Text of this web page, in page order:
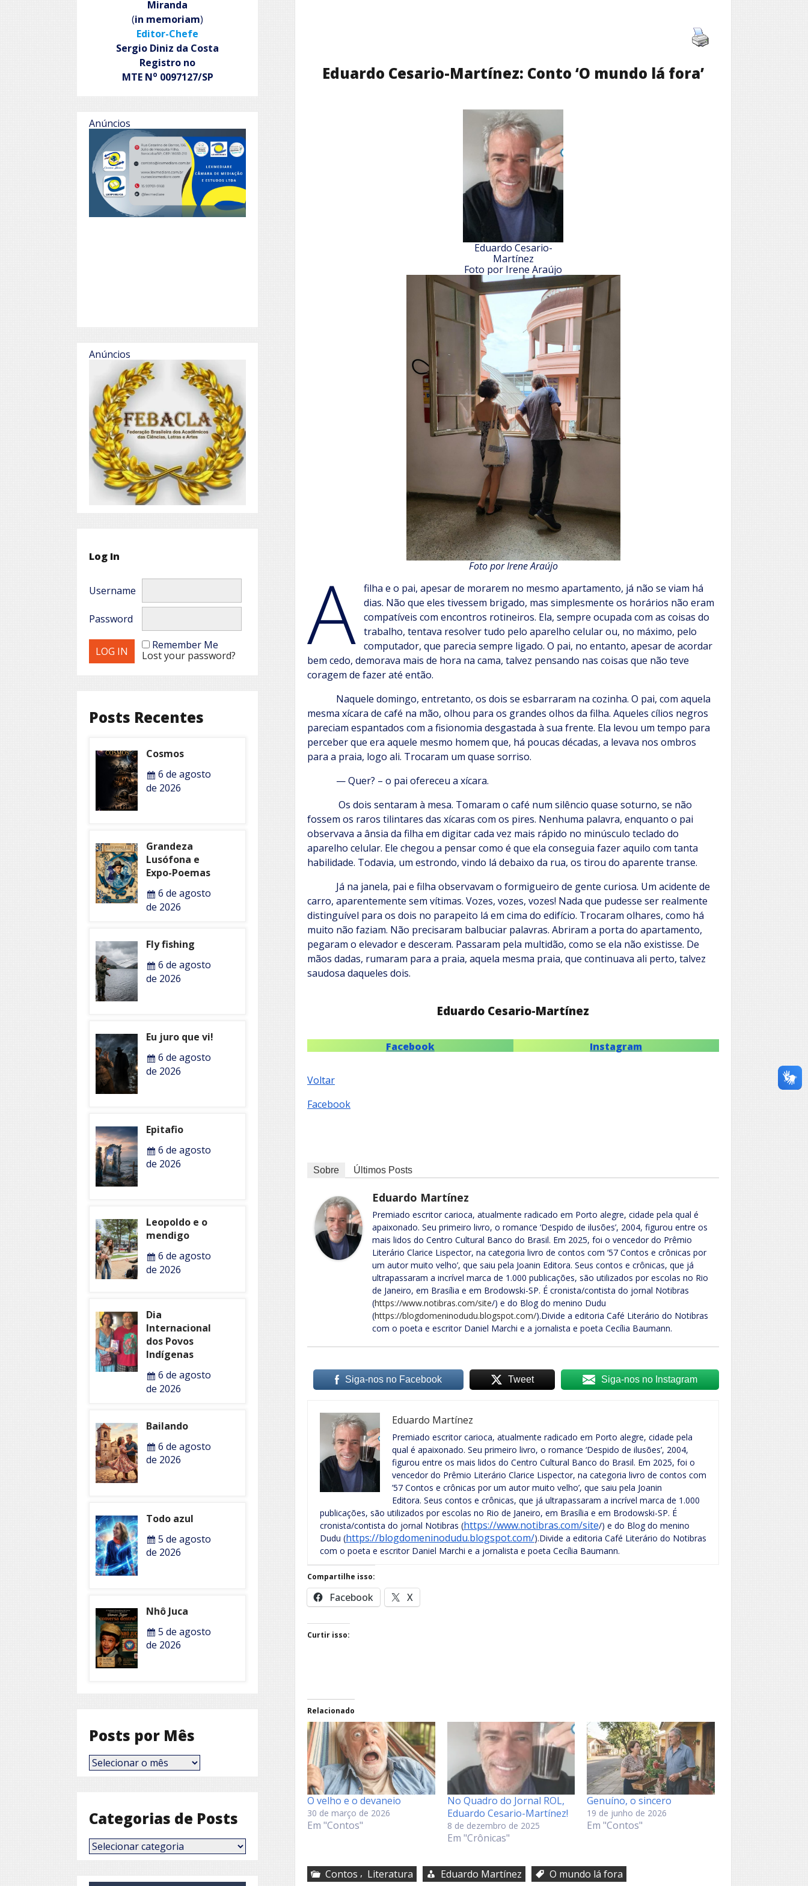
Eduardo Cesario-Martínez: Conto ‘O mundo lá fora’
Eduardo Cesario-
Martínez
Foto por Irene Araújo
Foto por Irene Araújo
A
filha e o pai, apesar de morarem no mesmo apartamento, já não se viam há
dias. Não que eles tivessem brigado, mas simplesmente os horários não eram
compatíveis com encontros rotineiros. Ela, sempre ocupada com as coisas do
trabalho, tentava resolver tudo pelo aparelho celular ou, no máximo, pelo
computador, que parecia sempre ligado. O pai, no entanto, apesar de acordar
bem cedo, demorava mais de hora na cama, talvez pensando nas coisas que não teve
coragem de fazer até então.
Naquele domingo, entretanto, os dois se esbarraram na cozinha. O pai, com aquela
mesma xícara de café na mão, olhou para os grandes olhos da filha. Aqueles cílios negros
pareciam espantados com a fisionomia desgastada à sua frente. Ela levou um tempo para
perceber que era aquele mesmo homem que, há poucas décadas, a levava nos ombros
para a praia, logo ali. Trocaram um quase sorriso.
— Quer? – o pai ofereceu a xícara.
Os dois sentaram à mesa. Tomaram o café num silêncio quase soturno, se não
fossem os raros tilintares das xícaras com os pires. Nenhuma palavra, enquanto o pai
observava a ânsia da filha em digitar cada vez mais rápido no minúsculo teclado do
aparelho celular. Ele chegou a pensar como é que ela conseguia fazer aquilo com tanta
habilidade. Todavia, um estrondo, vindo lá debaixo da rua, os tirou do aparente transe.
Já na janela, pai e filha observavam o formigueiro de gente curiosa. Um acidente de
carro, aparentemente sem vítimas. Vozes, vozes, vozes! Nada que pudesse ser realmente
distinguível para os dois no parapeito lá em cima do edifício. Trocaram olhares, como há
muito não faziam. Não precisaram balbuciar palavras. Abriram a porta do apartamento,
pegaram o elevador e desceram. Passaram pela multidão, como se ela não existisse. De
mãos dadas, rumaram para a praia, aquela mesma praia, que continuava ali perto, talvez
saudosa daqueles dois.
Eduardo Cesario-Martínez
Facebook Instagram
Voltar
Facebook
Sobre Últimos Posts
Eduardo Martínez
Premiado escritor carioca, atualmente radicado em Porto alegre, cidade pela qual é
apaixonado. Seu primeiro livro, o romance ‘Despido de ilusões’, 2004, figurou entre os
mais lidos do Centro Cultural Banco do Brasil. Em 2025, foi o vencedor do Prêmio
Literário Clarice Lispector, na categoria livro de contos com ’57 Contos e crônicas por
um autor muito velho’, que saiu pela Joanin Editora. Seus contos e crônicas, que já
ultrapassaram a incrível marca de 1.000 publicações, são utilizados por escolas no Rio
de Janeiro, em Brasília e em Brodowski-SP. É cronista/contista do jornal Notibras
(https://www.notibras.com/site/) e do Blog do menino Dudu
(https://blogdomeninodudu.blogspot.com/).Divide a editoria Café Literário do Notibras
com o poeta e escritor Daniel Marchi e a jornalista e poeta Cecília Baumann.
Siga-nos no Facebook Tweet Siga-nos no Instagram
Eduardo Martínez
Premiado escritor carioca, atualmente radicado em Porto alegre, cidade pela
qual é apaixonado. Seu primeiro livro, o romance ‘Despido de ilusões’, 2004,
figurou entre os mais lidos do Centro Cultural Banco do Brasil. Em 2025, foi o
vencedor do Prêmio Literário Clarice Lispector, na categoria livro de contos com
’57 Contos e crônicas por um autor muito velho’, que saiu pela Joanin
Editora. Seus contos e crônicas, que já ultrapassaram a incrível marca de 1.000
publicações, são utilizados por escolas no Rio de Janeiro, em Brasília e em Brodowski-SP. É
cronista/contista do jornal Notibras (https://www.notibras.com/site/) e do Blog do menino
Dudu (https://blogdomeninodudu.blogspot.com/).Divide a editoria Café Literário do Notibras
com o poeta e escritor Daniel Marchi e a jornalista e poeta Cecília Baumann.
Compartilhe isso:
Facebook X
Curtir isso:
Relacionado
O velho e o devaneio
30 de março de 2026
Em "Contos"
No Quadro do Jornal ROL,
Eduardo Cesario-Martínez!
8 de dezembro de 2025
Em "Crônicas"
Genuíno, o sincero
19 de junho de 2026
Em "Contos"
Contos , Literatura Eduardo Martínez O mundo lá fora
Miranda
(in memoriam)
Editor-Chefe
Sergio Diniz da Costa
Registro no
MTE No 0097127/SP
Anúncios
Anúncios
Log In
Username
Password
Remember Me
Lost your password?
Posts Recentes
Cosmos
6 de agosto
de 2026
Grandeza
Lusófona e
Expo-Poemas
6 de agosto
de 2026
Fly fishing
6 de agosto
de 2026
Eu juro que vi!
6 de agosto
de 2026
Epitafio
6 de agosto
de 2026
Leopoldo e o
mendigo
6 de agosto
de 2026
Dia
Internacional
dos Povos
Indígenas
6 de agosto
de 2026
Bailando
6 de agosto
de 2026
Todo azul
5 de agosto
de 2026
Nhô Juca
5 de agosto
de 2026
Posts por Mês
Posts
por
Categorias de Posts
Categorias
de